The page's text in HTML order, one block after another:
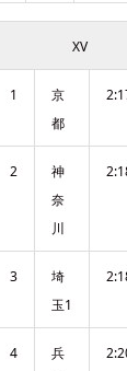
XV
1
京
都
2
神
奈
川
3
埼
玉1
4
兵